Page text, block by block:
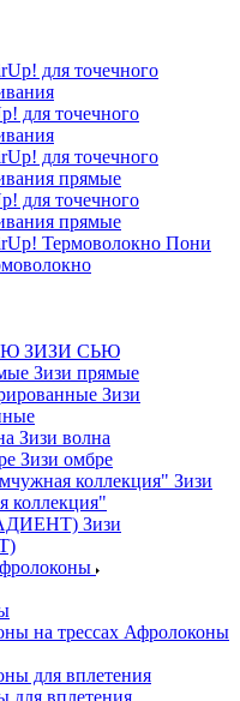
для точечного
для точечного
прямые
Пони
ЗИЗИ СЬЮ
Зизи прямые
Зизи
Зизи волна
Зизи омбре
Зизи
коллекция"
Зизи
Афролоконы
для вплетения